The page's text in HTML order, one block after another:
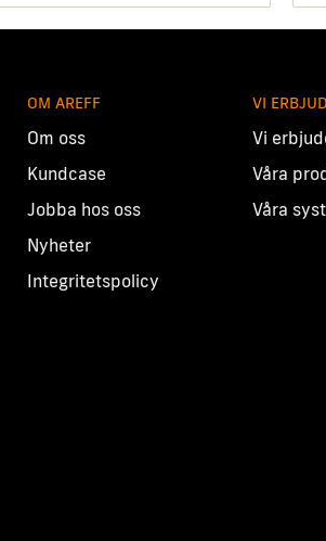
OM AREFF
Om oss
Kundcase
Jobba hos oss
Nyheter
Integritetspolicy
VI
Vi
Våra
Våra